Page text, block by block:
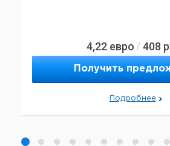
4,22 евро / 408
Получить
Подробнее